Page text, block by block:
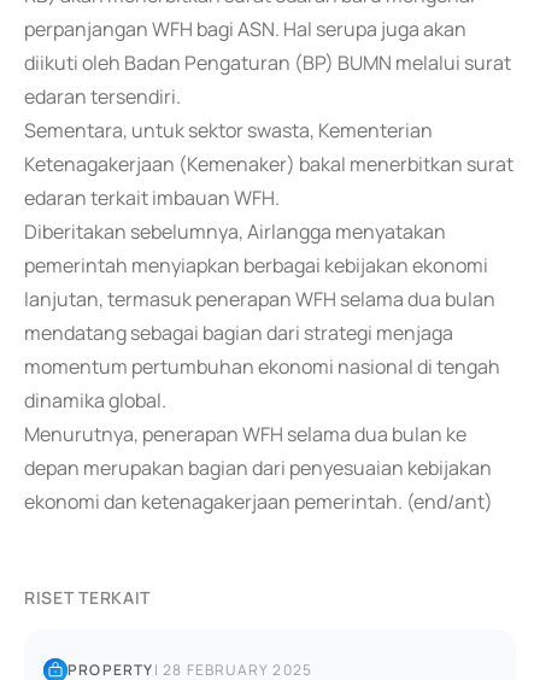
perpanjangan WFH bagi ASN. Hal serupa juga akan
diikuti oleh Badan Pengaturan (BP) BUMN melalui surat
edaran tersendiri.
Sementara, untuk sektor swasta, Kementerian
Ketenagakerjaan (Kemenaker) bakal menerbitkan surat
edaran terkait imbauan WFH.
Diberitakan sebelumnya, Airlangga menyatakan
pemerintah menyiapkan berbagai kebijakan ekonomi
lanjutan, termasuk penerapan WFH selama dua bulan
mendatang sebagai bagian dari strategi menjaga
momentum pertumbuhan ekonomi nasional di tengah
dinamika global.
Menurutnya, penerapan WFH selama dua bulan ke
depan merupakan bagian dari penyesuaian kebijakan
ekonomi dan ketenagakerjaan pemerintah. (end/ant)
RISET TERKAIT
PROPERTY|28 FEBRUARY 2025